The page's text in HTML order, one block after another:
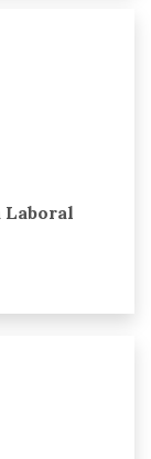
Laboral